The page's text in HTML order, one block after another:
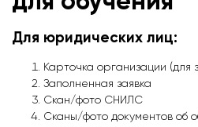
Для юридических лиц:
Карточка организации (для
Заполненная заявка
Скан/фото СНИЛС
Сканы/фото документов об